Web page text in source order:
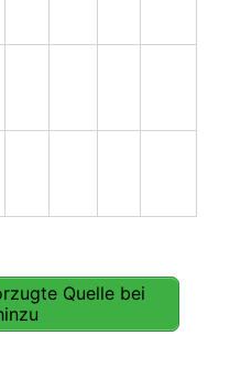
Quelle bei